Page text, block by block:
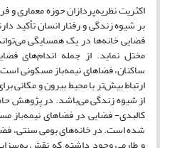
اکثریت نظریه‌پردازان حوزه معماری و
بر شیوه زندگی و رفتار انسان تأکید
فضایی خانه‌ها در یک همسایگی
مختل نماید. از جمله اندام‌های
ساکنان، فضاهای نیمه‌باز مسکونی
ارتباط بیش‌تر با محیط بیرون و مکانی
از شیوه زندگی می‌باشد. در پژوهش
کالبدی- فضایی در فضاهای نیمه‌باز
شده است. در خانه‌های بومی سنتی،